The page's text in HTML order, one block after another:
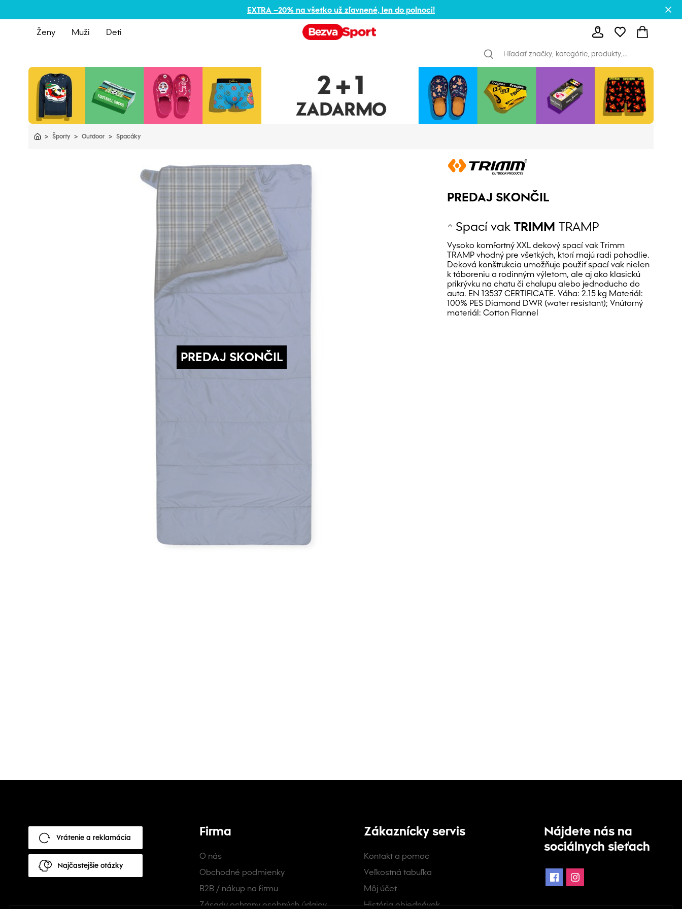
EXTRA –20% na všetko už zľavnené, len do polnoci!
Ženy Muži Deti
> Športy > Outdoor > Spacáky
PREDAJ SKONČIL
PREDAJ SKONČIL
Spací vakTRIMM TRAMP
Vysoko komfortný XXL dekový spací vak Trimm
TRAMP vhodný pre všetkých, ktorí majú radi pohodlie.
Deková konštrukcia umožňuje použiť spací vak nielen
k táboreniu a rodinným výletom, ale aj ako klasickú
prikrývku na chatu či chalupu alebo jednoducho do
auta. EN 13537 CERTIFICATE. Váha: 2.15 kg Materiál:
100% PES Diamond DWR (water resistant); Vnútorný
materiál: Cotton Flannel
Vrátenie a reklamácia
Najčastejšie otázky
Firma
O nás
Obchodné podmienky
B2B / nákup na firmu
Zásady ochrany osobných údajov
Zákaznícky servis
Kontakt a pomoc
Veľkostná tabuľka
Môj účet
História objednávok
Nájdete nás na
sociálnych sieťach